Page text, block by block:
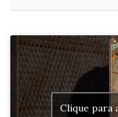
Clique para